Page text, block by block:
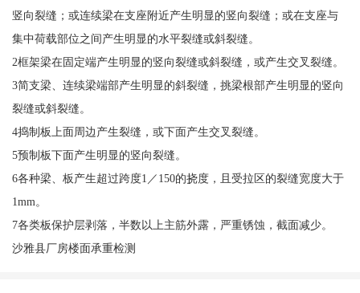
竖向裂缝；或连续梁在支座附近产生明显的竖向裂缝；或在支座与
集中荷载部位之间产生明显的水平裂缝或斜裂缝。
2框架梁在固定端产生明显的竖向裂缝或斜裂缝，或产生交叉裂缝。
3简支梁、连续梁端部产生明显的斜裂缝，挑梁根部产生明显的竖向
裂缝或斜裂缝。
4捣制板上面周边产生裂缝，或下面产生交叉裂缝。
5预制板下面产生明显的竖向裂缝。
6各种梁、板产生超过跨度1／150的挠度，且受拉区的裂缝宽度大于
1mm。
7各类板保护层剥落，半数以上主筋外露，严重锈蚀，截面减少。
沙雅县厂房楼面承重检测